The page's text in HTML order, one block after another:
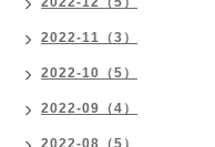
2022-11（3）
2022-10（5）
2022-09（4）
2022-08（5）